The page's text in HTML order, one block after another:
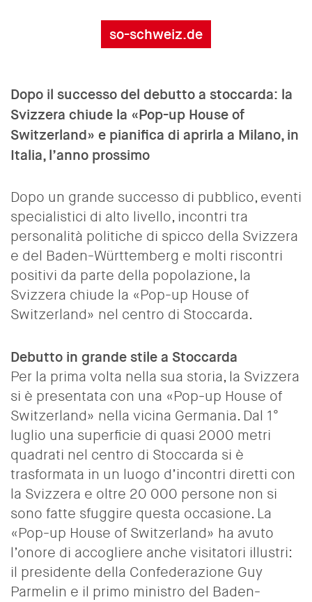
so-schweiz.de
Dopo il successo del debutto a stoccarda: la
Svizzera chiude la «Pop-up House of
Switzerland» e pianifica di aprirla a Milano, in
Italia, l’anno prossimo
Dopo un grande successo di pubblico, eventi
specialistici di alto livello, incontri tra
personalità politiche di spicco della Svizzera
e del Baden-Württemberg e molti riscontri
positivi da parte della popolazione, la
Svizzera chiude la «Pop-up House of
Switzerland» nel centro di Stoccarda.
Debutto in grande stile a Stoccarda
Per la prima volta nella sua storia, la Svizzera
si è presentata con una «Pop-up House of
Switzerland» nella vicina Germania. Dal 1°
luglio una superficie di quasi 2000 metri
quadrati nel centro di Stoccarda si è
trasformata in un luogo d’incontri diretti con
la Svizzera e oltre 20 000 persone non si
sono fatte sfuggire questa occasione. La
«Pop-up House of Switzerland» ha avuto
l’onore di accogliere anche visitatori illustri:
il presidente della Confederazione Guy
Parmelin e il primo ministro del Baden-